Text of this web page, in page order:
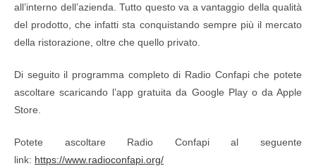
all’interno dell’azienda. Tutto questo va a vantaggio della qualità
del prodotto, che infatti sta conquistando sempre più il mercato
della ristorazione, oltre che quello privato.
Di seguito il programma completo di Radio Confapi che potete
ascoltare scaricando l’app gratuita da Google Play o da Apple
Store.
Potete ascoltare Radio Confapi al seguente
link: https://www.radioconfapi.org/